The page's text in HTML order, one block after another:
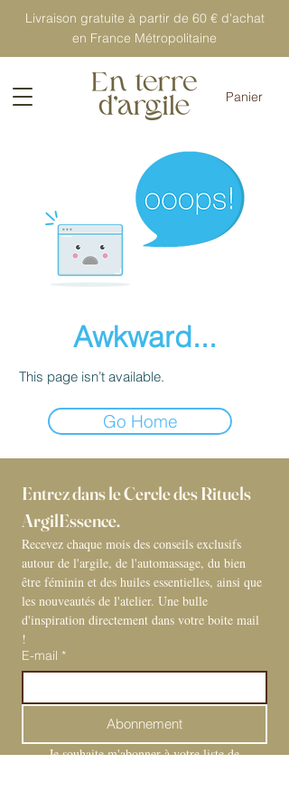
Livraison gratuite à partir de 60 € d'achat
en France Métropolitaine
Panier
Awkward...
This page isn’t available.
Go Home
Entrez dans le Cercle des Rituels
ArgilEssence.
Recevez chaque mois des conseils exclusifs
autour de l'argile, de l'automassage, du bien
être féminin et des huiles essentielles, ainsi que
les nouveautés de l'atelier. Une bulle
d'inspiration directement dans votre boite mail
!
E-mail *
Abonnement
Je souhaite m'abonner à votre liste de